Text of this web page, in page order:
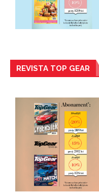
REVISTA TOP GEAR